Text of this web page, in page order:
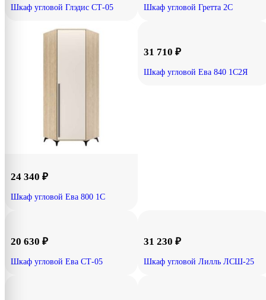
Шкаф угловой Глэдис СТ-05 Шкаф угловой Гретта 2С
24 340 ₽
Шкаф угловой Ева 800 1С
31 710 ₽
Шкаф угловой Ева 840 1С2Я
20 630 ₽
Шкаф угловой Ева СТ-05
31 230 ₽
Шкаф угловой Лилль ЛСШ-25